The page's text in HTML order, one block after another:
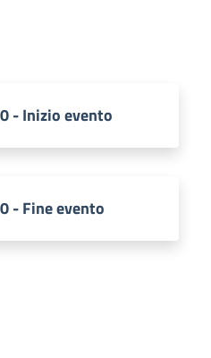
- Inizio evento
- Fine evento